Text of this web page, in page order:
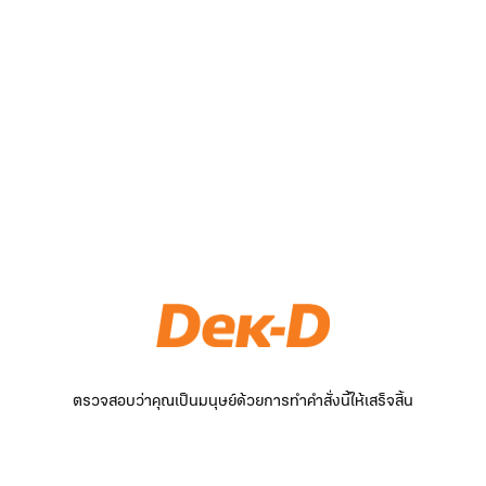
ตรวจสอบว่าคุณเป็นมนุษย์ด้วยการทำคำสั่งนี้ให้เสร็จสิ้น